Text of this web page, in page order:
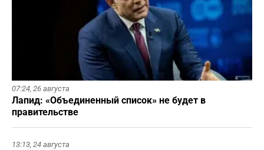
07:24, 26 августа
Лапид: «Объединенный список» не будет в
правительстве
13:13, 24 августа